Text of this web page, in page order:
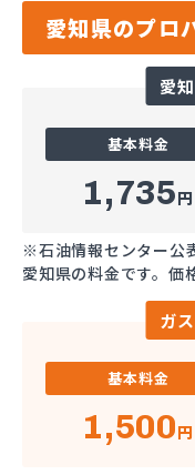
愛知県のプロ
愛
基本料金
1,735円
※石油情報センター公
愛知県の料金です。価
ガ
基本料金
1,500円